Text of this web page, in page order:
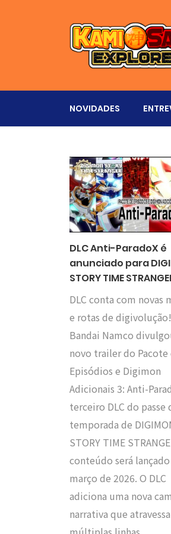
NOVIDADES
DLC Anti-ParadoX é
anunciado para
STORY TIME
DLC conta com novas
e rotas de
Bandai Namco
novo trailer do Pacote
Episódios e Digimon
Adicionais 3: Anti-
terceiro DLC do passe
temporada de
STORY TIME
conteúdo será
março de 2026. O DLC
adiciona uma nova
narrativa que atravessa